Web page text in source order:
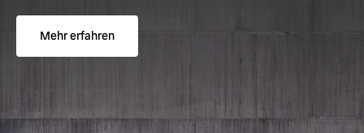
Plug-in Hybrid
Geschäftskunden
Unser Team
Mehr erfahren